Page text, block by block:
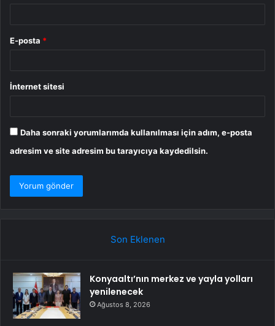
E-posta *
İnternet sitesi
Daha sonraki yorumlarımda kullanılması için adım, e-posta
adresim ve site adresim bu tarayıcıya kaydedilsin.
Son Eklenen
Konyaaltı’nın merkez ve yayla yolları
yenilenecek
Ağustos 8, 2026